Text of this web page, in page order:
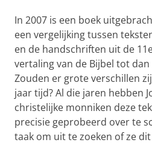
In 2007 is een boek
een vergelijking tussen
en de handschriften uit de
vertaling van de Bijbel tot
Zouden er grote verschillen
jaar tijd? Al die jaren hebben
christelijke monniken deze
precisie geprobeerd over te
taak om uit te zoeken of ze